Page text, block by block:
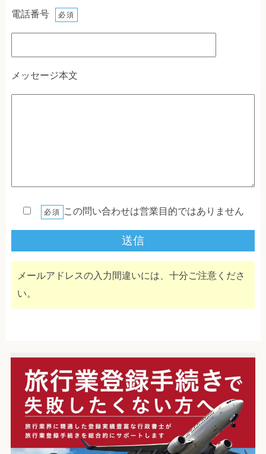
電話番号 必須
メッセージ本文
必須 この問い合わせは営業目的ではありません
メールアドレスの入力間違いには、十分ご注意くださ
い。